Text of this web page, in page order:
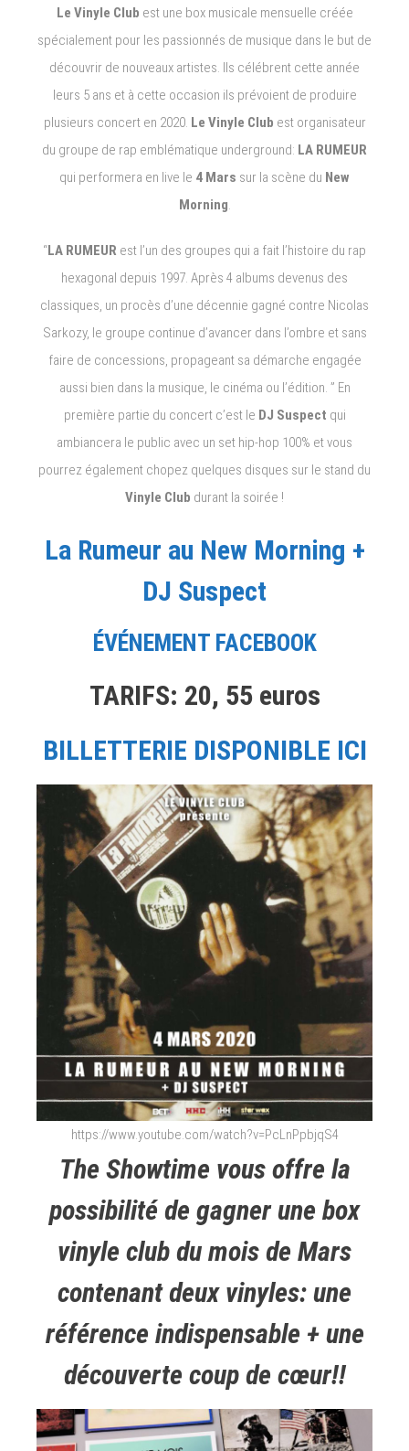
LE
à
gagner
de
Vinyles
Le Vinyle Club est une box musicale mensuelle créée
spécialement pour les passionnés de musique dans le but de
découvrir de nouveaux artistes. Ils célébrent cette année
leurs 5 ans et à cette occasion ils prévoient de produire
plusieurs concert en 2020. Le Vinyle Club est organisateur
du groupe de rap emblématique underground: LA RUMEUR
qui performera en live le 4 Mars sur la scène du New
Morning.
“LA RUMEUR est l’un des groupes qui a fait l’histoire du rap
hexagonal depuis 1997. Après 4 albums devenus des
classiques, un procès d’une décennie gagné contre Nicolas
Sarkozy, le groupe continue d’avancer dans l’ombre et sans
faire de concessions, propageant sa démarche engagée
aussi bien dans la musique, le cinéma ou l’édition. ” En
première partie du concert c’est le DJ Suspect qui
ambiancera le public avec un set hip-hop 100% et vous
pourrez également chopez quelques disques sur le stand du
Vinyle Club durant la soirée !
La Rumeur au New Morning +
DJ Suspect
ÉVÉNEMENT FACEBOOK
TARIFS: 20, 55 euros
BILLETTERIE DISPONIBLE ICI
https://www.youtube.com/watch?v=PcLnPpbjqS4
The Showtime vous offre la
possibilité de gagner une box
vinyle club du mois de Mars
contenant deux vinyles: une
référence indispensable + une
découverte coup de cœur!!